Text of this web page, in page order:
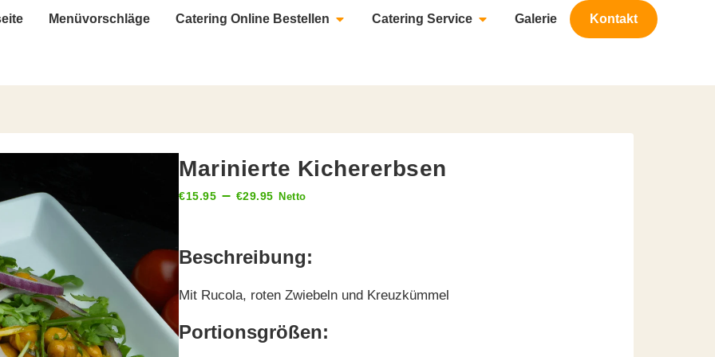
Menüvorschläge Catering Online Bestellen Catering Service Galerie Kontakt
Marinierte Kichererbsen
€15.95 – €29.95 Netto
Beschreibung:
Mit Rucola, roten Zwiebeln und Kreuzkümmel
Portionsgrößen: